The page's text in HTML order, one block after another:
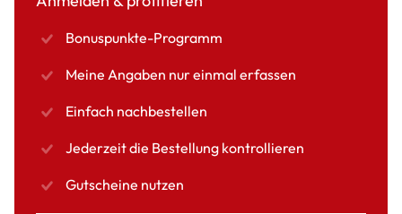
Bonuspunkte-Programm
Meine Angaben nur einmal erfassen
Einfach nachbestellen
Jederzeit die Bestellung kontrollieren
Gutscheine nutzen